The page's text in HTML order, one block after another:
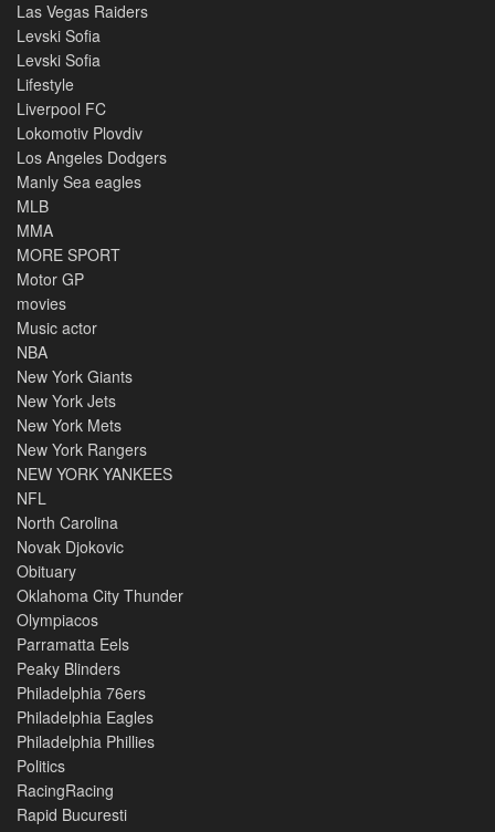
Las Vegas Raiders
Levski Sofia
Levski Sofia
Lifestyle
Liverpool FC
Lokomotiv Plovdiv
Los Angeles Dodgers
Manly Sea eagles
MLB
MMA
MORE SPORT
Motor GP
movies
Music actor
NBA
New York Giants
New York Jets
New York Mets
New York Rangers
NEW YORK YANKEES
NFL
North Carolina
Novak Djokovic
Obituary
Oklahoma City Thunder
Olympiacos
Parramatta Eels
Peaky Blinders
Philadelphia 76ers
Philadelphia Eagles
Philadelphia Phillies
Politics
RacingRacing
Rapid Bucuresti